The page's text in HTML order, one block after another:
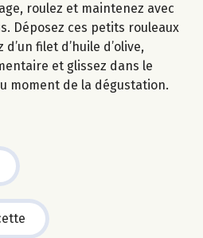
roulez et maintenez avec
Déposez ces petits rouleaux
filet d’huile d’olive,
et glissez dans le
moment de la dégustation.